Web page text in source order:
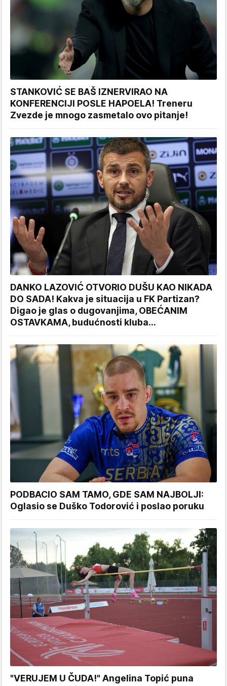
STANKOVIĆ SE BAŠ IZNERVIRAO NA
KONFERENCIJI POSLE HAPOELA! Treneru
Zvezde je mnogo zasmetalo ovo pitanje!
DANKO LAZOVIĆ OTVORIO DUŠU KAO NIKADA
DO SADA! Kakva je situacija u FK Partizan?
Digao je glas o dugovanjima, OBEĆANIM
OSTAVKAMA, budućnosti kluba...
PODBACIO SAM TAMO, GDE SAM NAJBOLJI:
Oglasio se Duško Todorović i poslao poruku
"VERUJEM U ČUDA!" Angelina Topić puna